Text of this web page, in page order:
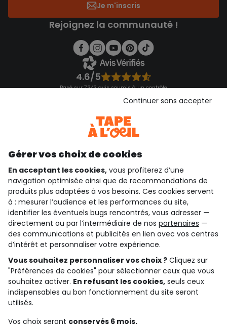
Je m'inscris
Rejoignez la communauté !
4.6/5
Basé sur 7 343 avis soumis à un contrôle
Consulter les CGU
qui sommes-nous ?
besoin d'aide ?
le club fidélité
notre catalogue
Conditions générales de ventes et d'utilisation
Conditions d’utilisation des réseaux sociaux
Politique de confidentialité
Cookies et données personnelles
Gérer vos choix de cookies
En acceptant les cookies, vous profiterez d’une
navigation optimisée ainsi que de recommandations de
produits plus adaptées à vos besoins. Ces cookies servent
à : mesurer l’audience et les performances du site,
identifier les éventuels bugs rencontrés, vous adresser —
directement ou par l’intermédiaire de nos partenaires —
des communications et publicités en lien avec vos centres
d’intérêt et personnaliser votre expérience.
Vous souhaitez personnaliser vos choix ? Cliquez sur
"Préférences de cookies" pour sélectionner ceux que vous
souhaitez activer. En refusant les cookies, seuls ceux
indispensables au bon fonctionnement du site seront
utilisés.
Vos choix seront conservés 6 mois.
Continuer sans accepter